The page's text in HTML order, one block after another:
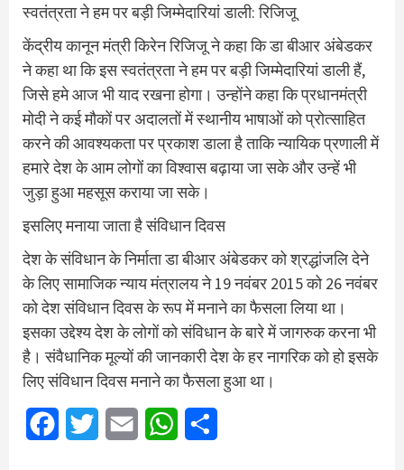
स्वतंत्रता ने हम पर बड़ी जिम्मेदारियां डाली: रिजिजू
केंद्रीय कानून मंत्री किरेन रिजिजू ने कहा कि डा बीआर अंबेडकर
ने कहा था कि इस स्वतंत्रता ने हम पर बड़ी जिम्मेदारियां डाली हैं,
जिसे हमे आज भी याद रखना होगा। उन्होंने कहा कि प्रधानमंत्री
मोदी ने कई मौकों पर अदालतों में स्थानीय भाषाओं को प्रोत्साहित
करने की आवश्यकता पर प्रकाश डाला है ताकि न्यायिक प्रणाली में
हमारे देश के आम लोगों का विश्वास बढ़ाया जा सके और उन्हें भी
जुड़ा हुआ महसूस कराया जा सके।
इसलिए मनाया जाता है संविधान दिवस
देश के संविधान के निर्माता डा बीआर अंबेडकर को श्रद्धांजलि देने
के लिए सामाजिक न्याय मंत्रालय ने 19 नवंबर 2015 को 26 नवंबर
को देश संविधान दिवस के रूप में मनाने का फैसला लिया था।
इसका उद्देश्य देश के लोगों को संविधान के बारे में जागरुक करना भी
है। संवैधानिक मूल्यों की जानकारी देश के हर नागरिक को हो इसके
लिए संविधान दिवस मनाने का फैसला हुआ था।
FacebookTwitter Email WhatsApp